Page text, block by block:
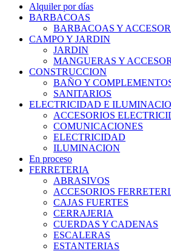
Alquiler por días
BARBACOAS
BARBACOAS Y
CAMPO Y JARDIN
JARDIN
MANGUERAS Y
CONSTRUCCION
BAÑO Y
SANITARIOS
ELECTRICIDAD E
ACCESORIOS
COMUNICACIONES
ELECTRICIDAD
ILUMINACION
En proceso
FERRETERIA
ABRASIVOS
ACCESORIOS
CAJAS FUERTES
CERRAJERIA
CUERDAS Y CADENAS
ESCALERAS
ESTANTERIAS